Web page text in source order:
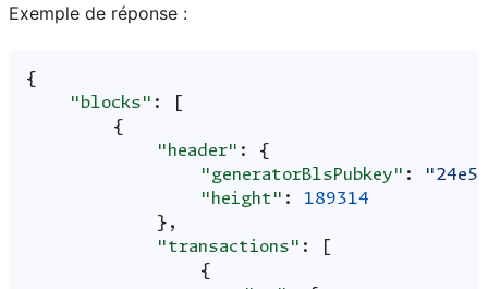
Exemple de réponse :
{
"blocks" :
[
{
"header" :
{
"generatorBlsPubkey" :
"height" :
189314
},
"transactions" :
[
{